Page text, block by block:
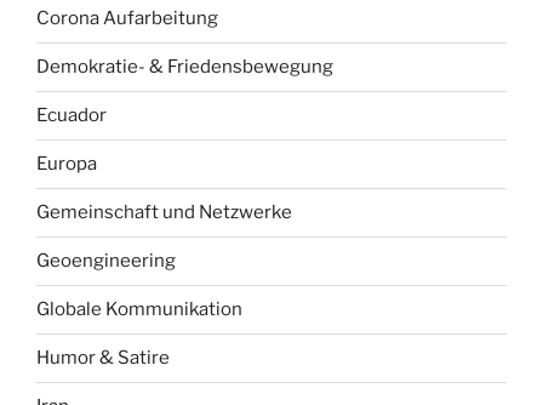
Corona Aufarbeitung
Demokratie- & Friedensbewegung
Ecuador
Europa
Gemeinschaft und Netzwerke
Geoengineering
Globale Kommunikation
Humor & Satire